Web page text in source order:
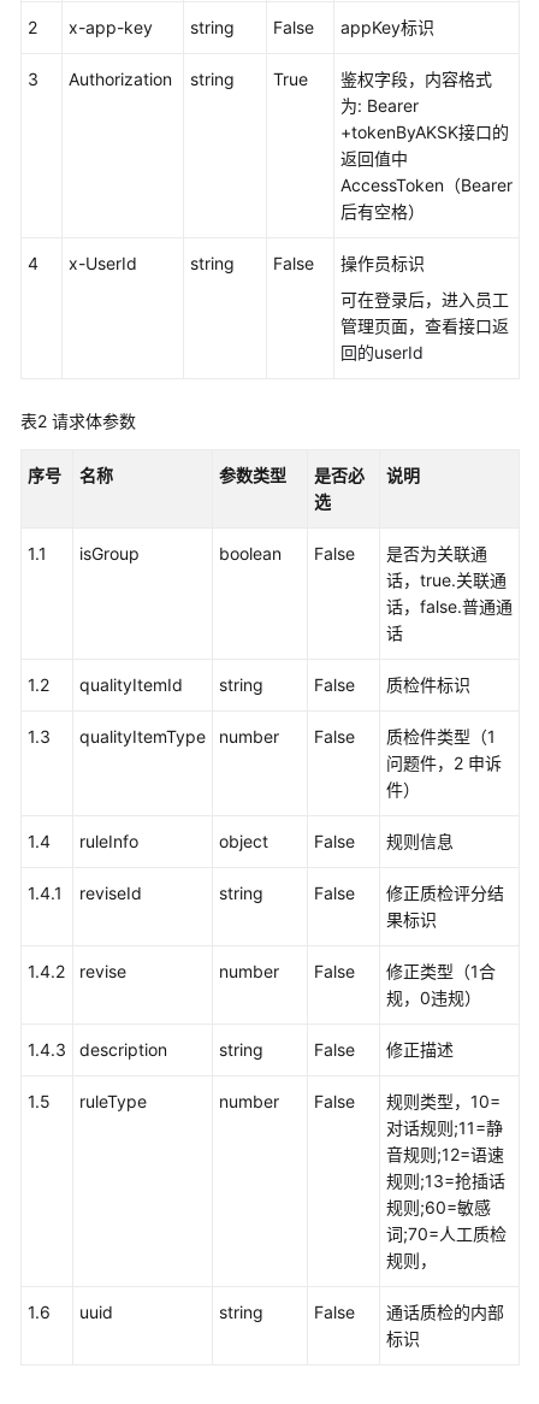
接
鉴
配
考
Fabric）
述
心
置
动
能
功
2 x-app-key string False appKey标识
3 Authorization string True
鉴权字段，内容格式
为: Bearer
+tokenByAKSK接口的
返回值中
AccessToken（Bearer
后有空格）
4 x-UserId string False
操作员标识
可在登录后，进入员工
管理页面，查看接口返
回的userId
表2 请求体参数
序号 名称 参数类型
是否必
选
说明
1.1 isGroup boolean False
是否为关联通
话，true.关联通
话，false.普通通
话
1.2 qualityItemId string False 质检件标识
1.3 qualityItemType number False
质检件类型（1
问题件，2 申诉
件）
1.4 ruleInfo object False 规则信息
1.4.1 reviseId string False
修正质检评分结
果标识
1.4.2 revise number False
修正类型（1合
规，0违规）
1.4.3 description string False 修正描述
1.5 ruleType number False
规则类型，10=
对话规则;11=静
音规则;12=语速
规则;13=抢插话
规则;60=敏感
词;70=人工质检
规则，
1.6 uuid string False
通话质检的内部
标识